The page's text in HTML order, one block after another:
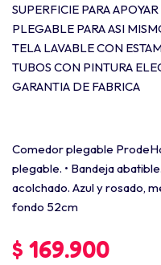
SUPERFICIE PARA
PLEGABLE PARA ASI
TELA LAVABLE CON
TUBOS CON PINTURA
GARANTIA DE FABRICA
Comedor plegable
plegable. • Bandeja
acolchado. Azul y rosado,
fondo 52cm
$ 169.900